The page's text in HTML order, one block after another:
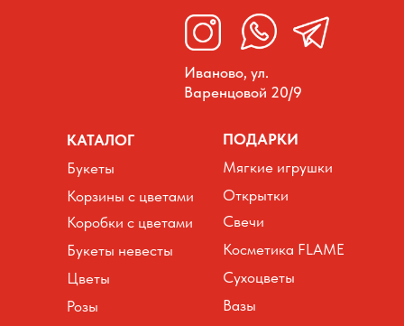
Иваново, ул.
Варенцовой 20/9
КАТАЛОГ ПОДАРКИ
Букеты
Корзины с цветами
Коробки с цветами
Цветы
Розы
Букеты невесты
Мягкие игрушки
Открытки
Свечи
Сухоцветы
Вазы
Косметика FLAME